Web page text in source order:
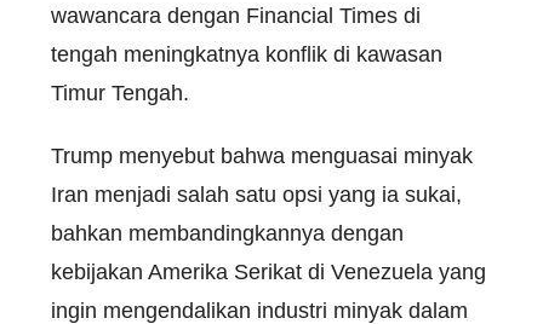
wawancara dengan Financial Times di
tengah meningkatnya konflik di kawasan
Timur Tengah.
Trump menyebut bahwa menguasai minyak
Iran menjadi salah satu opsi yang ia sukai,
bahkan membandingkannya dengan
kebijakan Amerika Serikat di Venezuela yang
ingin mengendalikan industri minyak dalam